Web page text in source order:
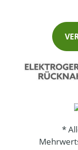
*